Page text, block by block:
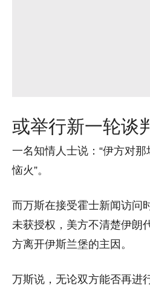
或举行新一轮谈
一名知情人士说：“伊方对
恼火”。
而万斯在接受霍士新闻访问
未获授权，美方不清楚伊朗
方离开伊斯兰堡的主因。
万斯说，无论双方能否再进